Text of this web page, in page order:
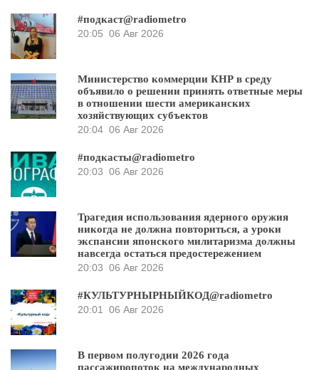
#подкаст@radiometro
20:05 06 Авг 2026
Министерство коммерции КНР в среду
объявило о решении принять ответные меры
в отношении шести американских
хозяйствующих субъектов
20:04 06 Авг 2026
#подкасты@radiometro
20:03 06 Авг 2026
Трагедия использования ядерного оружия
никогда не должна повториться, а уроки
экспансии японского милитаризма должны
навсегда остаться предостережением
20:03 06 Авг 2026
#КУЛЬТУРНЫРНЫЙКОД@radiometro
20:01
06 Авг 2026
В первом полугодии 2026 года
пассажиропоток на международных